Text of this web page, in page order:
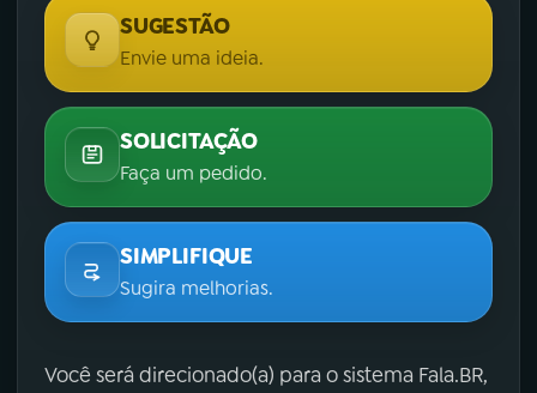
SUGESTÃO
Envie uma ideia.
SOLICITAÇÃO
Faça um pedido.
SIMPLIFIQUE
Sugira melhorias.
Você será direcionado(a) para o sistema Fala.BR,